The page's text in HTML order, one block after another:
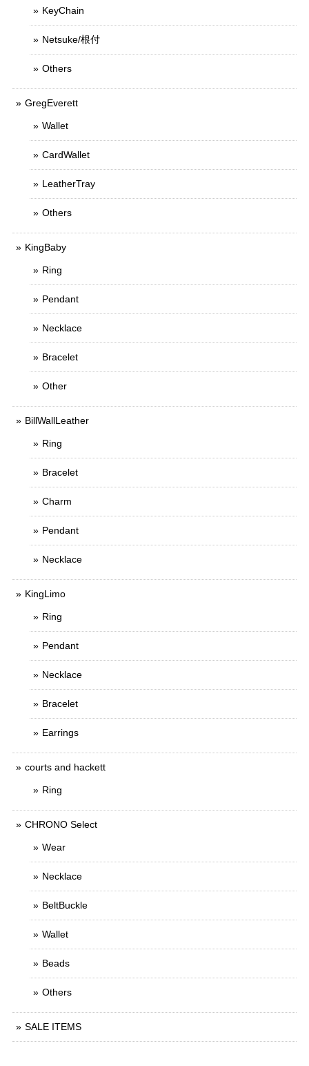
KeyChain
Netsuke/根付
Others
GregEverett
Wallet
CardWallet
LeatherTray
Others
KingBaby
Ring
Pendant
Necklace
Bracelet
Other
BillWallLeather
Ring
Bracelet
Charm
Pendant
Necklace
KingLimo
Ring
Pendant
Necklace
Bracelet
Earrings
courts and hackett
Ring
CHRONO Select
Wear
Necklace
BeltBuckle
Wallet
Beads
Others
SALE ITEMS